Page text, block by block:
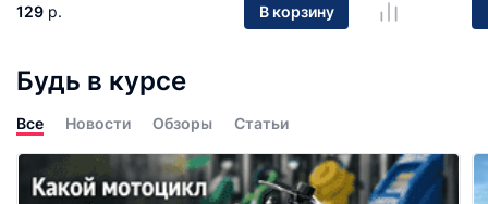
129 р. В корзину
Будь в курсе
Все Новости Обзоры Статьи